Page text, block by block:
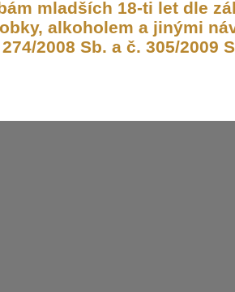
mladších 18-ti let dle
alkoholem a jinými
2008 Sb. a č. 305/2009